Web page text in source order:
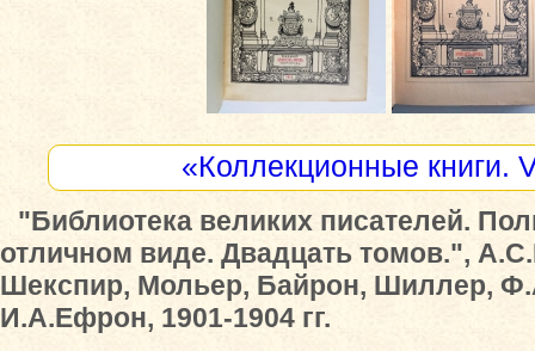
«Коллекционные книги.
"Библиотека великих писателей.
отличном виде. Двадцать томов.",
Шекспир, Мольер, Байрон, Шиллер,
И.А.Ефрон, 1901-1904 гг.